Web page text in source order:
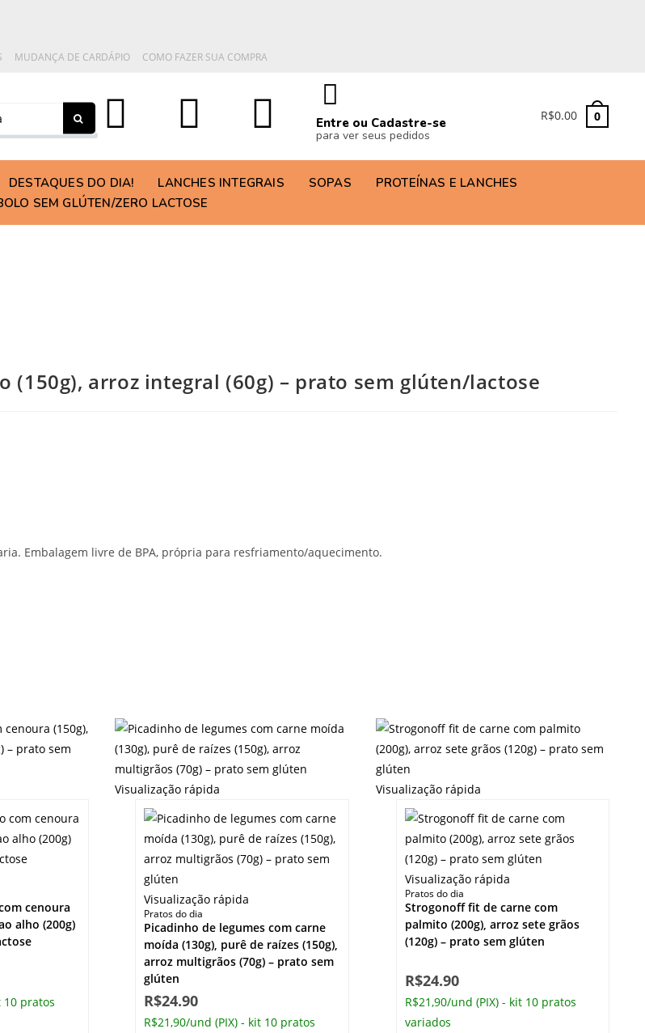
MUDANÇA DE CARDÁPIO COMO FAZER SUA COMPRA
Entre ou Cadastre-se
para ver seus pedidos
R$0.00 0
DESTAQUES DO DIA! LANCHES INTEGRAIS SOPAS
PROTEÍNAS E LANCHES
SEM GLÚTEN/ZERO LACTOSE
(150g), arroz integral (60g) – prato sem glúten/lactose
Embalagem livre de BPA, própria para resfriamento/aquecimento.
cenoura
alho (200g)
10 pratos
Visualização rápida
Visualização rápida
Pratos do dia
Picadinho de legumes com carne
moída (130g), purê de raízes (150g),
arroz multigrãos (70g) – prato sem
glúten
R$24.90
R$21,90/und (PIX) - kit 10 pratos
Visualização rápida
Visualização rápida
Pratos do dia
Strogonoff fit de carne com
palmito (200g), arroz sete grãos
(120g) – prato sem glúten
R$24.90
R$21,90/und (PIX) - kit 10 pratos
variados